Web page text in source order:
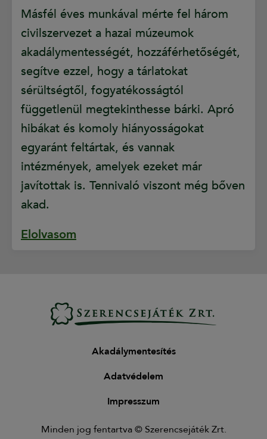
Másfél éves munkával mérte fel három
civilszervezet a hazai múzeumok
akadálymentességét, hozzáférhetőségét,
segítve ezzel, hogy a tárlatokat
sérültségtől, fogyatékosságtól
függetlenül megtekinthesse bárki. Apró
hibákat és komoly hiányosságokat
egyaránt feltártak, és vannak
intézmények, amelyek ezeket már
javítottak is. Tennivaló viszont még bőven
akad.
Elolvasom
Akadálymentesítés
Adatvédelem
Impresszum
Minden jog fentartva © Szerencsejáték Zrt.